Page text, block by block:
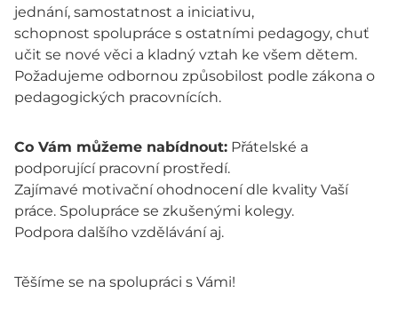
jednání, samostatnost a iniciativu,
schopnost spolupráce s ostatními pedagogy, chuť
učit se nové věci a kladný vztah ke všem dětem.
Požadujeme odbornou způsobilost podle zákona o
pedagogických pracovnících.
Co Vám můžeme nabídnout: Přátelské a
podporující pracovní prostředí.
Zajímavé motivační ohodnocení dle kvality Vaší
práce. Spolupráce se zkušenými kolegy.
Podpora dalšího vzdělávání aj.
Těšíme se na spolupráci s Vámi!